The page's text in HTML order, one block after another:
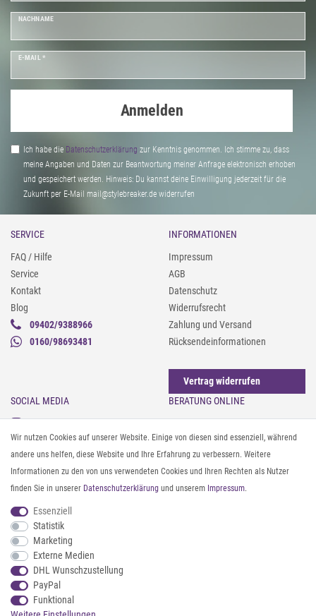
NACHNAME
E-MAIL *
Anmelden
Ich habe die Daten­schutz­erklärung zur Kenntnis genommen. Ich stimme zu, dass
meine Angaben und Daten zur Beantwortung meiner Anfrage elektronisch erhoben
und gespeichert werden. Hinweis: Du kannst deine Einwilligung jederzeit für die
Zukunft per E-Mail mail@stylebreaker.de widerrufen
SERVICE
FAQ / Hilfe
Service
Kontakt
Blog
09402/9388966
0160/98693481
INFORMATIONEN
Impressum
AGB
Datenschutz
Widerrufsrecht
Zahlung und Versand
Rücksendeinformationen
Vertrag widerrufen
SOCIAL MEDIA
Instagram
Facebook
Pinterest
Twitter
Youtube
Threads
BERATUNG ONLINE
Gürtel messen & kürzen
Sonnenbrillen & UV-Schutz
Textilpflege
Textil- und Material-Guide
Geldbörse richtig organisieren
ZAHLUNG & VERSAND
Wir nutzen Cookies auf unserer Website. Einige von diesen sind essenziell, während
andere uns helfen, diese Website und Ihre Erfahrung zu verbessern. Weitere
Informationen zu den von uns verwendeten Cookies und Ihren Rechten als Nutzer
finden Sie in unserer Daten­schutz­erklärung und unserem Impressum.
Essenziell
Statistik
Marketing
Externe Medien
DHL Wunschzustellung
PayPal
Funktional